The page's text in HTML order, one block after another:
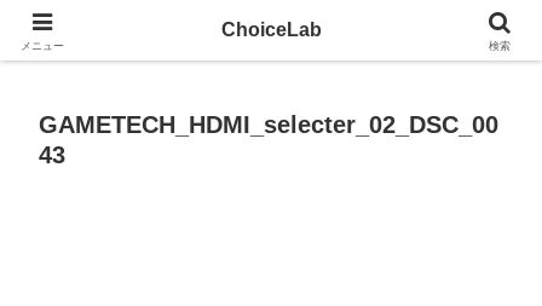
試して、見つける。モノ選びのツールサイト
GAMETECH_HDMI_selecter_02_DSC_00
43
メニュー
ChoiceLab
検索